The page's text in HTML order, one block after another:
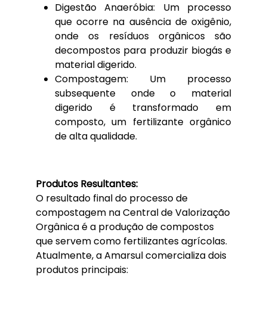
Digestão Anaeróbia: Um processo
que ocorre na ausência de oxigênio,
onde os resíduos orgânicos são
decompostos para produzir biogás e
material digerido.
Compostagem: Um processo
subsequente onde o material
digerido é transformado em
composto, um fertilizante orgânico
de alta qualidade.
Produtos Resultantes:
O resultado final do processo de
compostagem na Central de Valorização
Orgânica é a produção de compostos
que servem como fertilizantes agrícolas.
Atualmente, a Amarsul comercializa dois
produtos principais: